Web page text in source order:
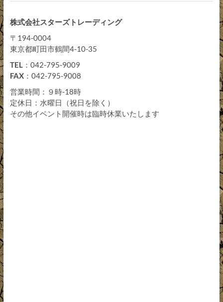
株式会社スターズトレーディング
〒194-0004
東京都町田市鶴間4-10-35
TEL：042-795-9009
FAX：042-795-9008
営業時間：９時-18時
定休日：水曜日（祝日を除く）
その他イベント開催時は臨時休業いたします